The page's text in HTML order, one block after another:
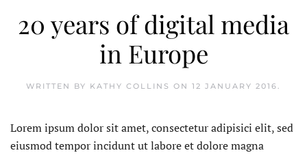
20 years of digital media
in Europe
WRITTEN BY KATHY COLLINS ON 12 JANUARY 2016.
Lorem ipsum dolor sit amet, consectetur adipisici elit, sed
eiusmod tempor incidunt ut labore et dolore magna